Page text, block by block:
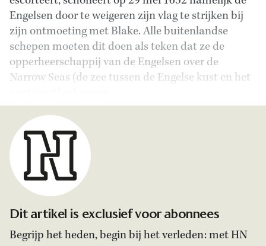
Engelsen door te weigeren zijn vlag te strijken bij
zijn ontmoeting met Blake. Alle buitenlandse
schepen moeten dit doen als teken dat ze de
opperheerschappij van de Engelsen over de
Narrow Seas (de zee tussen de Engelse kust en het
Dit artikel is exclusief voor abonnees
Begrijp het heden, begin bij het verleden: met HN